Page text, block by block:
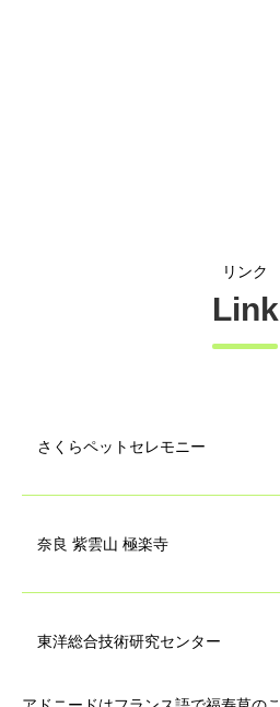
リンク
Link
さくらペットセレモニー
奈良 紫雲山 極楽寺
東洋総合技術研究センター